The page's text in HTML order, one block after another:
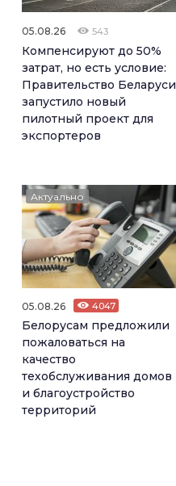
05.08.26 543
Компенсируют до 50%
затрат, но есть условие:
Правительство Беларуси
запустило новый
пилотный проект для
экспортеров
Актуально
05.08.26 4047
Белорусам предложили
пожаловаться на
качество
техобслуживания домов
и благоустройство
территорий